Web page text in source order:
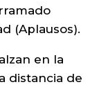
(Aplausos).
en la
distancia de